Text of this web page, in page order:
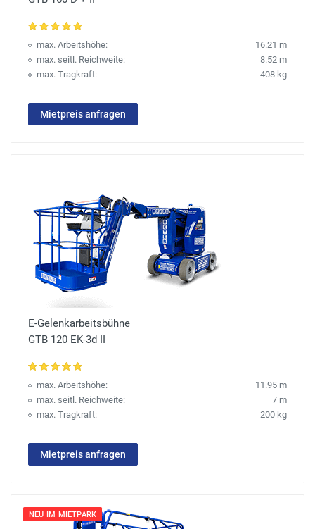
max. Arbeitshöhe:
16.21 m
max. seitl. Reichweite:
8.52 m
max. Tragkraft:
408 kg
Mietpreis anfragen
E-Gelenkarbeitsbühne
GTB 120 EK-3d II
max. Arbeitshöhe:
11.95 m
max. seitl. Reichweite:
7 m
max. Tragkraft:
200 kg
Mietpreis anfragen
NEU IM MIETPARK